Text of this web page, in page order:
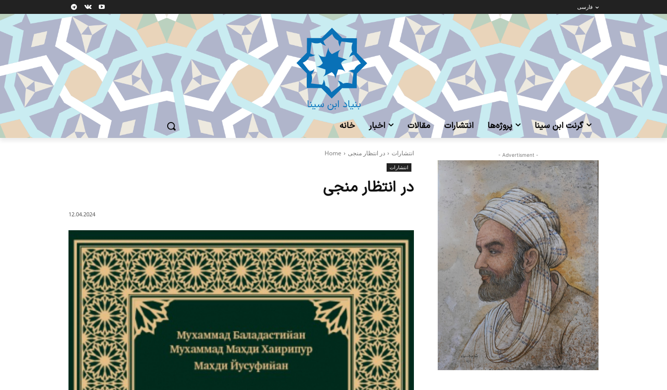
فارسی
بنیاد ابن سینا
خانه اخبار مقالات انتشارات پروژه‌ها گرنت ابن‌ سینا
Home انتشارات در انتظار منجی
انتشارات
در انتظار منجی
12.04.2024
- Advertisment -